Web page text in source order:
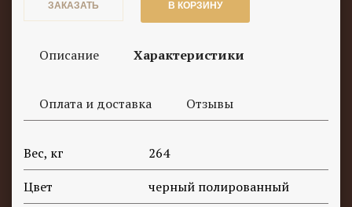
ЗАКАЗАТЬ В КОРЗИНУ
Описание Характеристики
Оплата и доставка Отзывы
Вес, кг
264
Цвет
черный полированный